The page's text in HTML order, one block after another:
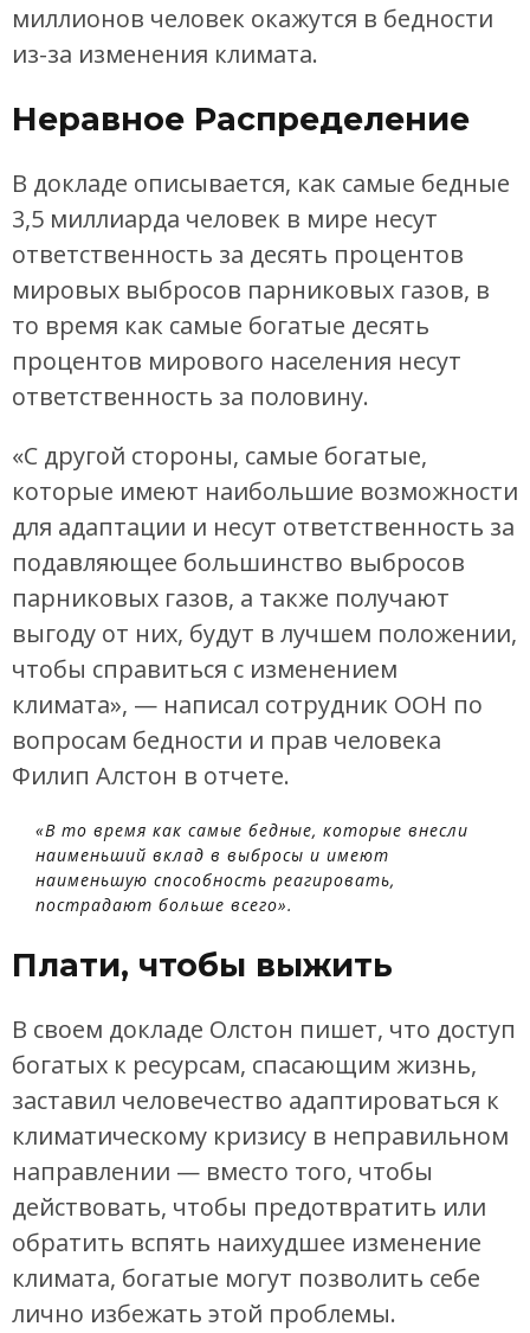
миллионов человек окажутся в бедности
из-за изменения климата.
Неравное Распределение
В докладе описывается, как самые бедные
3,5 миллиарда человек в мире несут
ответственность за десять процентов
мировых выбросов парниковых газов, в
то время как самые богатые десять
процентов мирового населения несут
ответственность за половину.
«С другой стороны, самые богатые,
которые имеют наибольшие возможности
для адаптации и несут ответственность за
подавляющее большинство выбросов
парниковых газов, а также получают
выгоду от них, будут в лучшем положении,
чтобы справиться с изменением
климата», — написал сотрудник ООН по
вопросам бедности и прав человека
Филип Алстон в отчете.
«В то время как самые бедные, которые внесли
наименьший вклад в выбросы и имеют
наименьшую способность реагировать,
пострадают больше всего».
Плати, чтобы выжить
В своем докладе Олстон пишет, что доступ
богатых к ресурсам, спасающим жизнь,
заставил человечество адаптироваться к
климатическому кризису в неправильном
направлении — вместо того, чтобы
действовать, чтобы предотвратить или
обратить вспять наихудшее изменение
климата, богатые могут позволить себе
лично избежать этой проблемы.